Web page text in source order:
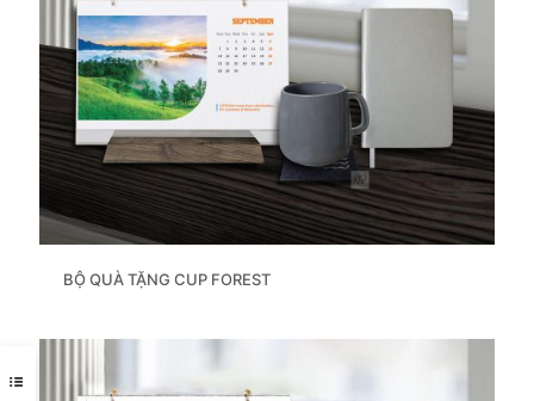
BỘ QUÀ TẶNG CUP FOREST